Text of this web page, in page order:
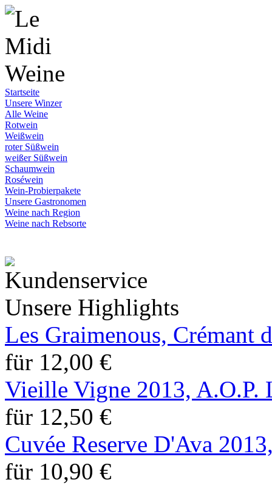
Startseite
Unsere Winzer
Alle Weine
Rotwein
Weißwein
roter Süßwein
weißer Süßwein
Schaumwein
Roséwein
Wein-Probierpakete
Unsere Gastronomen
Weine nach Region
Weine nach Rebsorte
Unsere Highlights
Les Graimenous, Crémant
für 12,00 €
Vieille Vigne 2013, A.O.P.
für 12,50 €
Cuvée Reserve D'Ava
für 10,90 €